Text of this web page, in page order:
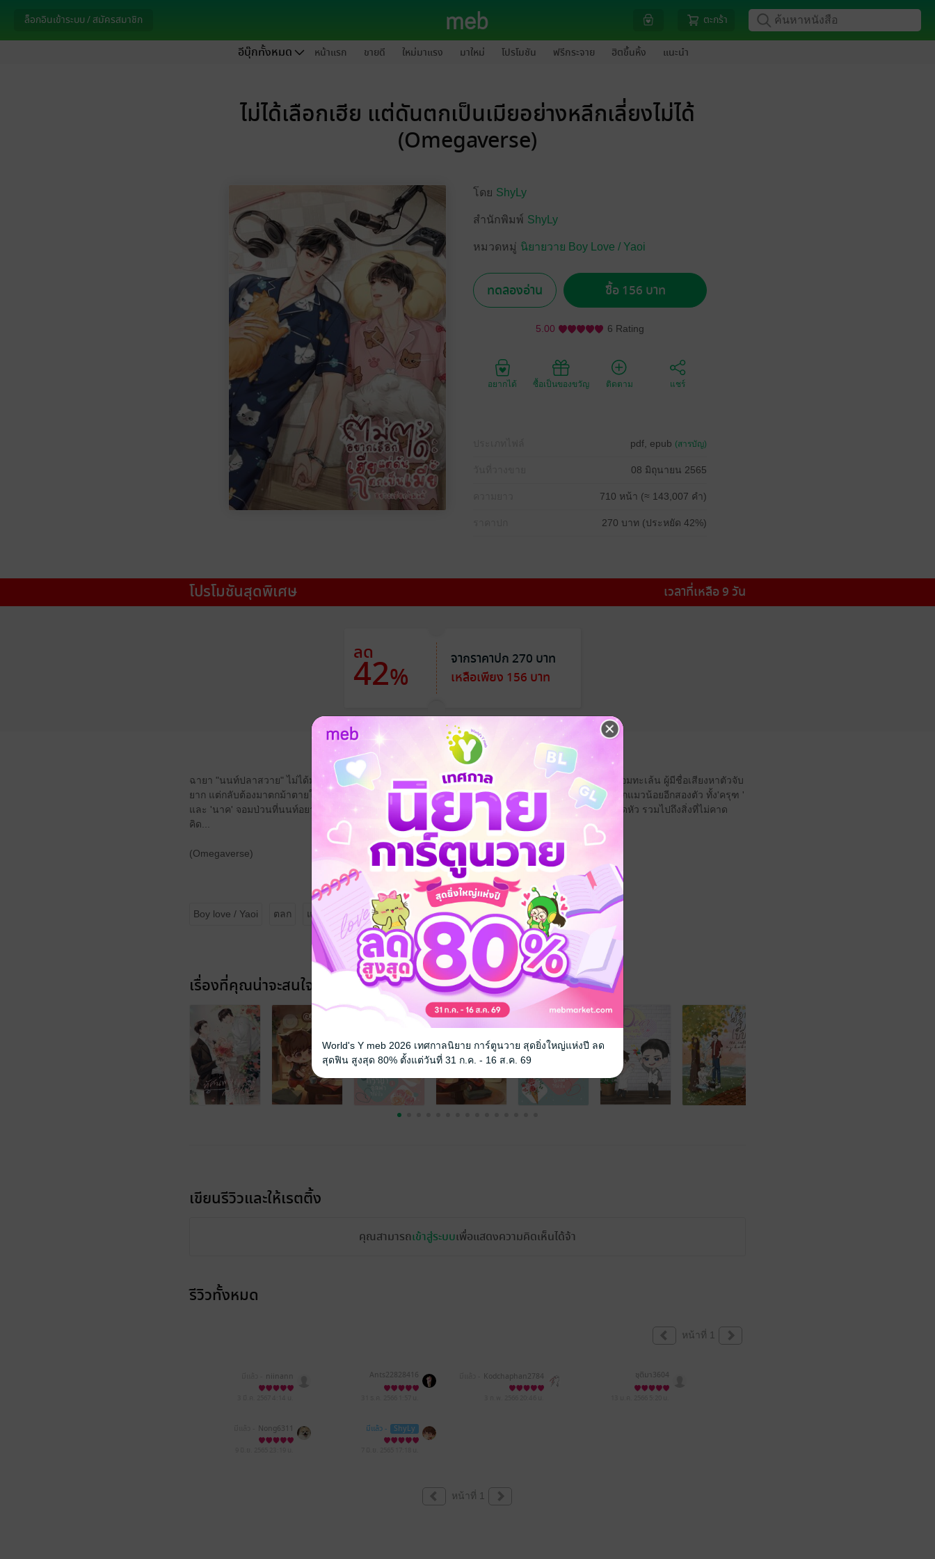
ล็อกอินเข้าระบบ / สมัครสมาชิก ตะกร้า
อีบุ๊กทั้งหมด หน้าแรก ขายดี ใหม่มาแรง มาใหม่ โปรโมชัน ฟรีกระจาย ฮิตขึ้นหิ้ง แนะนำ
ไม่ได้เลือกเฮีย แต่ดันตกเป็นเมียอย่างหลีกเลี่ยงไม่ได้
(Omegaverse)
โดย ShyLy
สำนักพิมพ์ ShyLy
หมวดหมู่ นิยายวาย Boy Love / Yaoi
ทดลองอ่าน ซื้อ 156 บาท
5.00 6 Rating
อยากได้ ซื้อเป็นของขวัญ ติดตาม แชร์
pdf, epub (สารบัญ)
08 มิถุนายน 2565
710 หน้า (≈ 143,007 คำ)
270 บาท (ประหยัด 42%)
โปรโมชันสุดพิเศษ เวลาที่เหลือ 9 วัน
ลด
42%
จากราคาปก 270 บาท
เหลือเพียง 156 บาท
ฉายา "นนท์ปลาสวาย" ไม่ได้มาเล่นๆ เพราะเป็นถึงสตรีมเมอร์ที่มียอดเข้าชมเกือบครึ่งแสน หนุ่มโอเมก้าจอมทะเล้น ผู้มีชื่อเสียงหาตัวจับ
ยาก แต่กลับต้องมาตกม้าตายให้กับอัลฟ่าอย่าง "ซุง" หรือ "เฮียซุง" ผู้มาพร้อมกับพันธะอีนทรีแสนสง่าและลูกแมวน้อยอีกสองตัว ทั้ง'ครุฑ '
และ 'นาค' จอมป่วนที่นนท์อยากจับเข้าปากทุกเวลาและปัญหาแสนวุ่นวายในแต่ละวัน มีทั้งเรื่องราวน่าปวดหัว รวมไปถึงสิ่งที่ไม่คาด
คิด...
(Omegaverse)
Boy love / Yaoi ตลก แฟนตาซี 18+ omegaverse
เรื่องที่คุณน่าจะสนใจ
เขียนรีวิวและให้เรตติ้ง
คุณสามารถเข้าสู่ระบบเพื่อแสดงความคิดเห็นได้จ้า
รีวิวทั้งหมด
หน้าที่ 1
niinann Ants22828416 Kodchaphan2784 ชุติมา3604
Nong6311 มีแล้ว - ShyLy
หน้าที่ 1
World's Y meb 2026 เทศกาลนิยาย การ์ตูนวาย สุดยิ่งใหญ่แห่งปี ลด
สุดฟิน สูงสุด 80% ตั้งแต่วันที่ 31 ก.ค. - 16 ส.ค. 69